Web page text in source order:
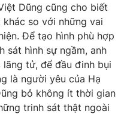
Hạnh, Phạm Quốc Thắng,
355 932
897
Dũng cũng cho biết
so với những vai
Để tạo hình phù hợp
sát hình sự ngầm, anh
tử, để đầu đinh bụi
là người yêu của Hạ
bỏ không ít thời gian
trinh sát thật ngoài